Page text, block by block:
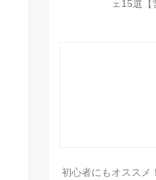
ェ15選【
初心者にもオススメ